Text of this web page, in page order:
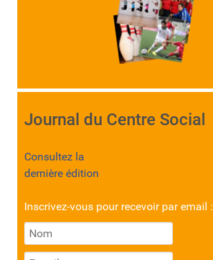
Journal du Centre Social
Consultez la
dernière édition
Inscrivez-vous pour recevoir par email :